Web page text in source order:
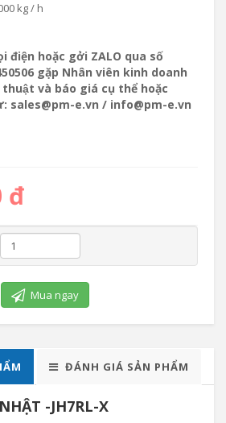
kg / h
điện hoặc gởi ZALO qua số
gặp Nhân viên kinh doanh
và báo giá cụ thể hoặc
sales@pm-e.vn / info@pm-e.vn
đ
Mua ngay
ĐÁNH GIÁ SẢN PHẨM
-JH7RL-X